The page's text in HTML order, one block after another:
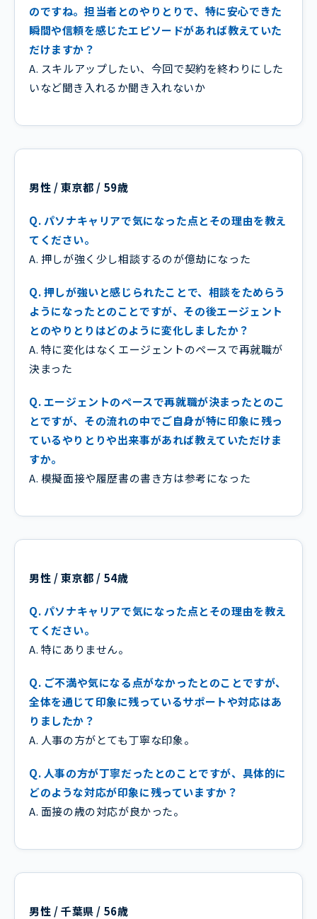
のですね。担当者とのやりとりで、特に安心できた
瞬間や信頼を感じたエピソードがあれば教えていた
だけますか？
A. スキルアップしたい、今回で契約を終わりにした
いなど聞き入れるか聞き入れないか
男性 / 東京都 / 59歳
Q. パソナキャリアで気になった点とその理由を教え
てください。
A. 押しが強く少し相談するのが億劫になった
Q. 押しが強いと感じられたことで、相談をためらう
ようになったとのことですが、その後エージェント
とのやりとりはどのように変化しましたか？
A. 特に変化はなくエージェントのペースで再就職が
決まった
Q. エージェントのペースで再就職が決まったとのこ
とですが、その流れの中でご自身が特に印象に残っ
ているやりとりや出来事があれば教えていただけま
すか。
A. 模擬面接や履歴書の書き方は参考になった
男性 / 東京都 / 54歳
Q. パソナキャリアで気になった点とその理由を教え
てください。
A. 特にありません。
Q. ご不満や気になる点がなかったとのことですが、
全体を通じて印象に残っているサポートや対応はあ
りましたか？
A. 人事の方がとても丁寧な印象。
Q. 人事の方が丁寧だったとのことですが、具体的に
どのような対応が印象に残っていますか？
A. 面接の歳の対応が良かった。
男性 / 千葉県 / 56歳